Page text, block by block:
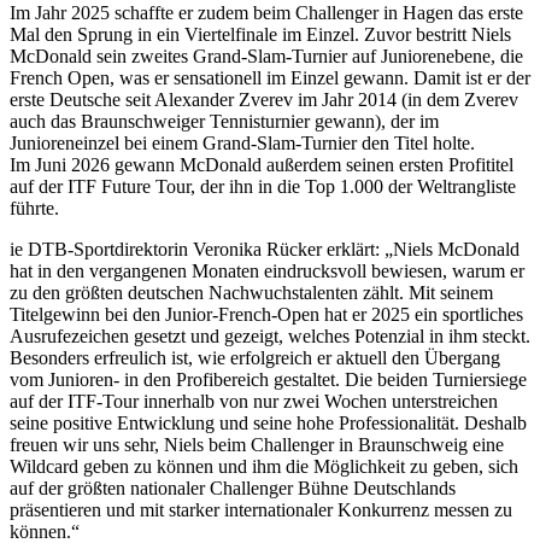
Im Jahr 2025 schaffte er zudem beim Challenger in Hagen das erste
Mal den Sprung in ein Viertelfinale im Einzel. Zuvor bestritt Niels
McDonald sein zweites Grand-Slam-Turnier auf Juniorenebene, die
French Open, was er sensationell im Einzel gewann. Damit ist er der
erste Deutsche seit Alexander Zverev im Jahr 2014 (in dem Zverev
auch das Braunschweiger Tennisturnier gewann), der im
Junioreneinzel bei einem Grand-Slam-Turnier den Titel holte.
Im Juni 2026 gewann McDonald außerdem seinen ersten Profititel
auf der ITF Future Tour, der ihn in die Top 1.000 der Weltrangliste
führte.
ie DTB-Sportdirektorin Veronika Rücker erklärt: „Niels McDonald
hat in den vergangenen Monaten eindrucksvoll bewiesen, warum er
zu den größten deutschen Nachwuchstalenten zählt. Mit seinem
Titelgewinn bei den Junior-French-Open hat er 2025 ein sportliches
Ausrufezeichen gesetzt und gezeigt, welches Potenzial in ihm steckt.
Besonders erfreulich ist, wie erfolgreich er aktuell den Übergang
vom Junioren- in den Profibereich gestaltet. Die beiden Turniersiege
auf der ITF-Tour innerhalb von nur zwei Wochen unterstreichen
seine positive Entwicklung und seine hohe Professionalität. Deshalb
freuen wir uns sehr, Niels beim Challenger in Braunschweig eine
Wildcard geben zu können und ihm die Möglichkeit zu geben, sich
auf der größten nationaler Challenger Bühne Deutschlands
präsentieren und mit starker internationaler Konkurrenz messen zu
können.“